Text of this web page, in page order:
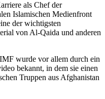
als Chef der
Islamischen Medienfront
der wichtigsten
von Al-Qaida und anderen
wurde vor allem durch ein
bekannt, in dem sie einen
Truppen aus Afghanistan